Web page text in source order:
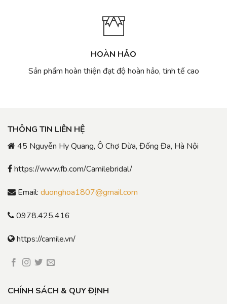
HOÀN HẢO
Sản phẩm hoàn thiện đạt độ hoàn hảo, tinh tế cao
THÔNG TIN LIÊN HỆ
45 Nguyễn Hy Quang, Ô Chợ Dừa, Đống Đa, Hà Nội
https://www.fb.com/Camilebridal/
Email: duonghoa1807@gmail.com
0978.425.416
https://camile.vn/
CHÍNH SÁCH & QUY ĐỊNH